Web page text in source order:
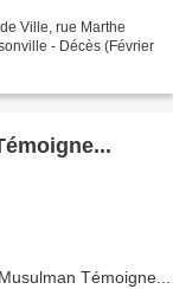
Ville, rue Marthe
- Décès (Février